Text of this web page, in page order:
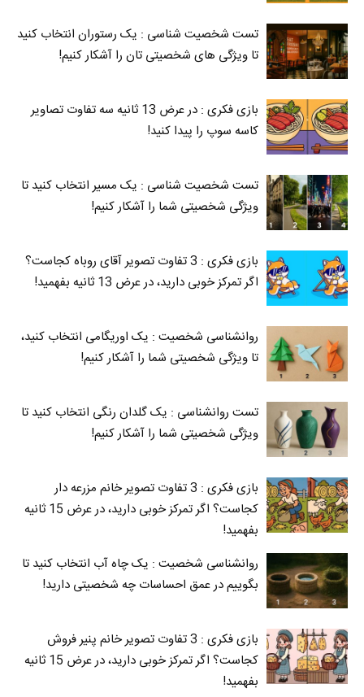
تست شخصیت شناسی : یک رستوران انتخاب کنید
تا ویژگی های شخصیتی تان را آشکار کنیم!
بازی فکری : در عرض 13 ثانیه سه تفاوت تصاویر
کاسه‌ سوپ را پیدا کنید!
تست شخصیت شناسی : یک مسیر انتخاب کنید تا
ویژگی شخصیتی شما را آشکار کنیم!
بازی فکری : 3 تفاوت تصویر آقای روباه کجاست؟
اگر تمرکز خوبی دارید، در عرض 13 ثانیه بفهمید!
روانشناسی شخصیت : یک اوریگامی انتخاب کنید،
تا ویژگی شخصیتی شما را آشکار کنیم!
تست روانشناسی : یک گلدان رنگی انتخاب کنید تا
ویژگی شخصیتی شما را آشکار کنیم!
بازی فکری : 3 تفاوت تصویر خانم مزرعه دار
کجاست؟ اگر تمرکز خوبی دارید، در عرض 15 ثانیه
بفهمید!
روانشناسی شخصیت : یک چاه آب انتخاب کنید تا
بگوییم در عمق احساسات چه شخصیتی دارید!
بازی فکری : 3 تفاوت تصویر خانم پنیر فروش
کجاست؟ اگر تمرکز خوبی دارید، در عرض 15 ثانیه
بفهمید!